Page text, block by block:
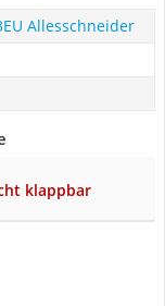
Allesschneider
klappbar